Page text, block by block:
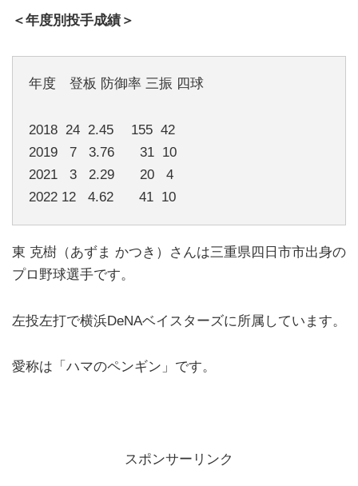
＜年度別投手成績＞
年度 登板 防御率 三振 四球
2018 24 2.45 155 42
2019 7 3.76 31 10
2021 3 2.29 20 4
2022 12 4.62 41 10
東 克樹（あずま かつき）さんは三重県四日市市出身の
プロ野球選手です。
左投左打で横浜DeNAベイスターズに所属しています。
愛称は「ハマのペンギン」です。
スポンサーリンク